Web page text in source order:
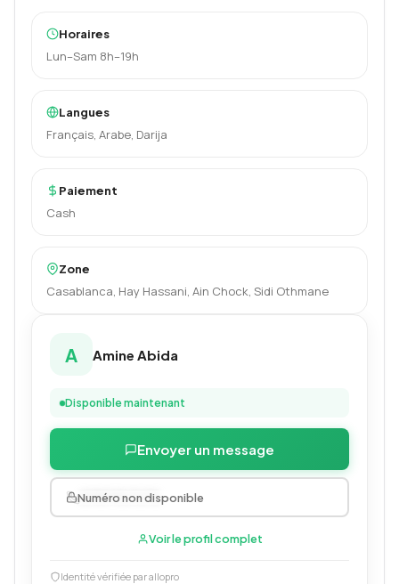
Horaires
Lun–Sam 8h–19h
Langues
Français, Arabe, Darija
Paiement
Cash
Zone
Casablanca, Hay Hassani, Ain Chock, Sidi Othmane
A Amine Abida
Disponible maintenant
Envoyer un message
0707457376
Numéro non disponible
Voir le profil complet
Identité vérifiée par allopro